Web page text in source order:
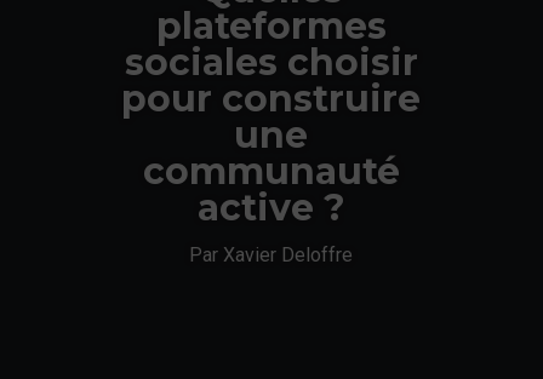
plateformes
sociales choisir
pour construire
une
communauté
active ?
Par Xavier Deloffre